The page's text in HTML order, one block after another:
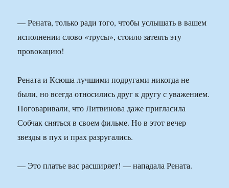
— Рената, только ради того, чтобы услышать в вашем
исполнении слово «трусы», стоило затеять эту
провокацию!
Рената и Ксюша лучшими подругами никогда не
были, но всегда относились друг к другу с уважением.
Поговаривали, что Литвинова даже пригласила
Собчак сняться в своем фильме. Но в этот вечер
звезды в пух и прах разругались.
— Это платье вас расширяет! — нападала Рената.